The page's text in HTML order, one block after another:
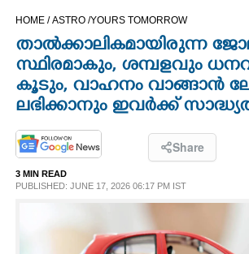
OPINION
LIFESTYLE
HOME /ASTRO /YOURS TOMORROW
താൽക്കാലികമായിരുന്ന
സ്ഥിരമാകും, ശമ്പളവും
കൂടും, വാഹനം വാങ്ങാൻ
ലഭിക്കാനും ഇവർക്ക്
Share
3 MIN READ
PUBLISHED: JUNE 17, 2026 06:17 PM IST